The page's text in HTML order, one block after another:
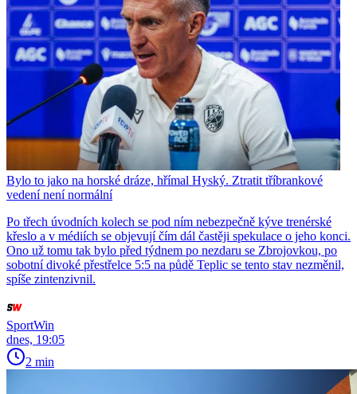
Bylo to jako na horské dráze, hřímal Hyský. Ztratit tříbrankové
vedení není normální
Po třech úvodních kolech se pod ním nebezpečně kýve trenérské
křeslo a v médiích se objevují čím dál častěji spekulace o jeho konci.
Ono už tomu tak bylo před týdnem po nezdaru se Zbrojovkou, po
sobotní divoké přestřelce 5:5 na půdě Teplic se tento stav nezměnil,
spíše zintenzivnil.
SportWin
dnes, 19:05
2 min